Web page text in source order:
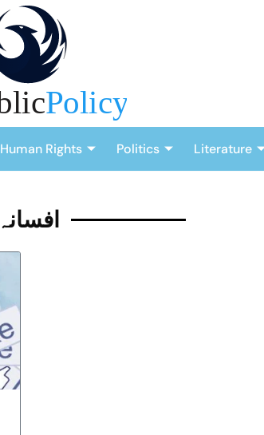
Human Rights Politics Literature
افسانہ